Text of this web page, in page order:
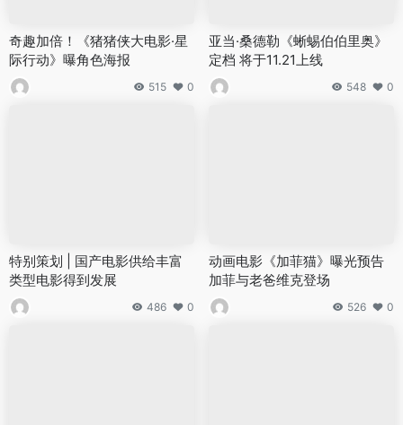
奇趣加倍！《猪猪侠大电影·星
际行动》曝角色海报
515 0
亚当·桑德勒《蜥蜴伯伯里奥》
定档 将于11.21上线
548 0
特别策划 | 国产电影供给丰富
类型电影得到发展
486 0
动画电影《加菲猫》曝光预告
加菲与老爸维克登场
526 0